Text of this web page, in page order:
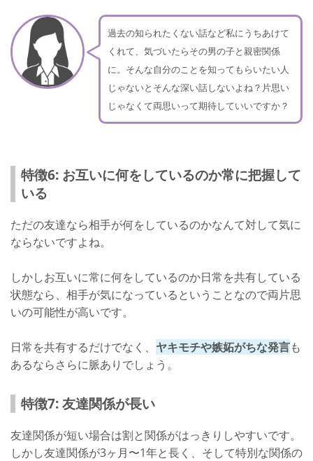
過去の知られたくない話など私にうちあけて
くれて、気づいたらその男の子と親密関係
に。そんな自分のことを知ってもらいたい人
じゃないとそんな深い話しないよね？片思い
じゃなくて両思いって期待していいですか？
特徴6: お互いに何をしているのか常に把握して
いる
ただの友達なら相手が何をしているのかなんて対して気に
ならないですよね。
しかしお互いに常に何をしているのか日常を共有している
状態なら、相手が気になっているということなので両片思
いの可能性が高いです。
日常を共有するだけでなく、 ヤキモチや嫉妬がちな発言も
あるならさらに脈ありでしょう。
特徴7: 友達関係が長い
友達関係が短い場合は割と関係がはっきりしやすいです。
しかし友達関係が3ヶ月〜1年と長く、そして特別な関係の